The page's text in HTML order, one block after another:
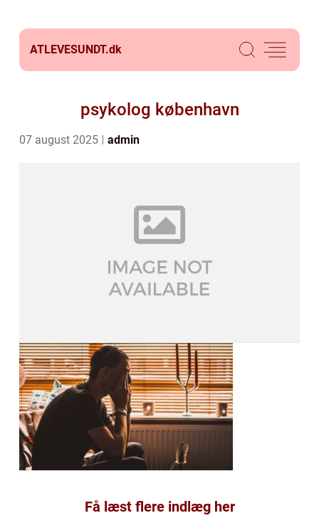
ATLEVESUNDT.dk
psykolog københavn
07 august 2025 admin
Få læst flere indlæg her